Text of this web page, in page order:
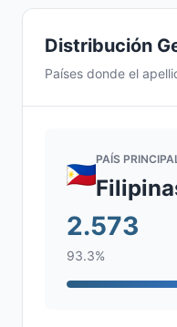
Distribución
Países donde el
PAÍS
2.573
93.3%